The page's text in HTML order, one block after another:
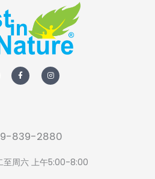
a
c
e
n
s
t
839-2880
至周六 上午5:00-8:00